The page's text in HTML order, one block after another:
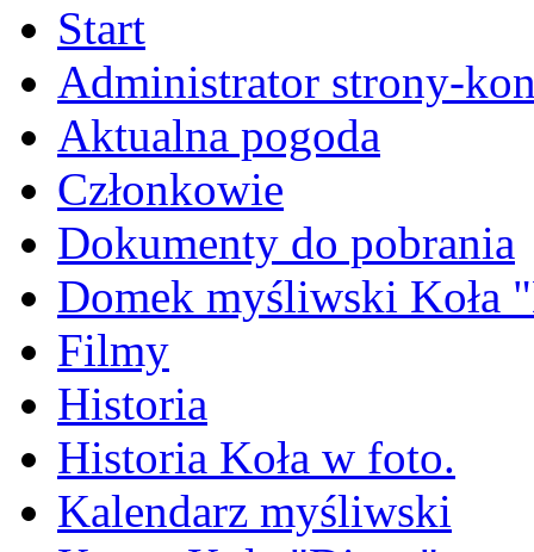
Start
Administrator strony-
Aktualna pogoda
Członkowie
Dokumenty do pobrania
Domek myśliwski Koła
Filmy
Historia
Historia Koła w foto.
Kalendarz myśliwski